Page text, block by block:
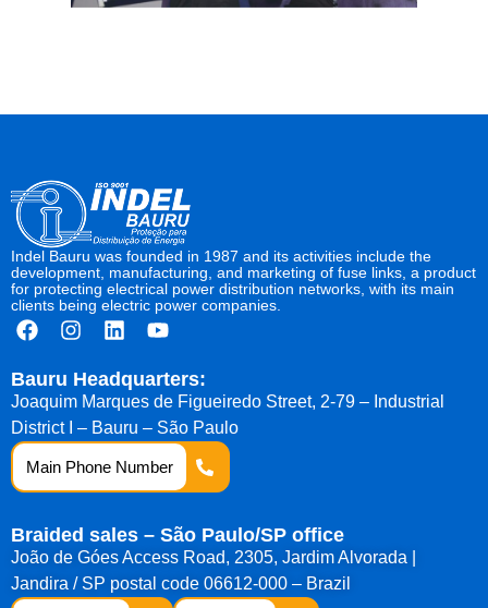
Indel Bauru was founded in 1987 and its activities include the
development, manufacturing, and marketing of fuse links, a product
for protecting electrical power distribution networks, with its main
clients being electric power companies.
Bauru Headquarters:
Joaquim Marques de Figueiredo Street, 2-79 – Industrial
District I – Bauru – São Paulo
Main Phone Number
Braided sales – São Paulo/SP office
João de Góes Access Road, 2305, Jardim Alvorada |
Jandira / SP postal code 06612-000 – Brazil